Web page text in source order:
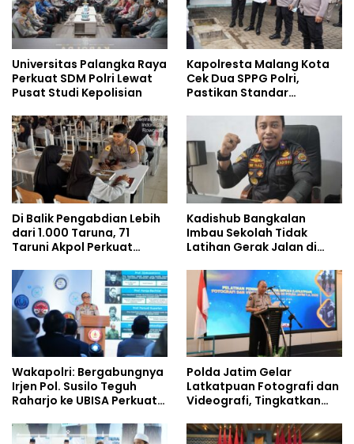
Universitas Palangka Raya
Perkuat SDM Polri Lewat
Pusat Studi Kepolisian
Kapolresta Malang Kota
Cek Dua SPPG Polri,
Pastikan Standar
Pengelolaan Limbah
Berjalan Optimal
Di Balik Pengabdian Lebih
dari 1.000 Taruna, 71
Taruni Akpol Perkuat
Siswa Sekolah Rakyat
Kadishub Bangkalan
Imbau Sekolah Tidak
Latihan Gerak Jalan di
Wakapolri: Bergabungnya
Irjen Pol. Susilo Teguh
Raharjo ke UBISA Perkuat
Studi Kepolisian
Polda Jatim Gelar
Latkatpuan Fotografi dan
Videografi, Tingkatkan
Era Digital